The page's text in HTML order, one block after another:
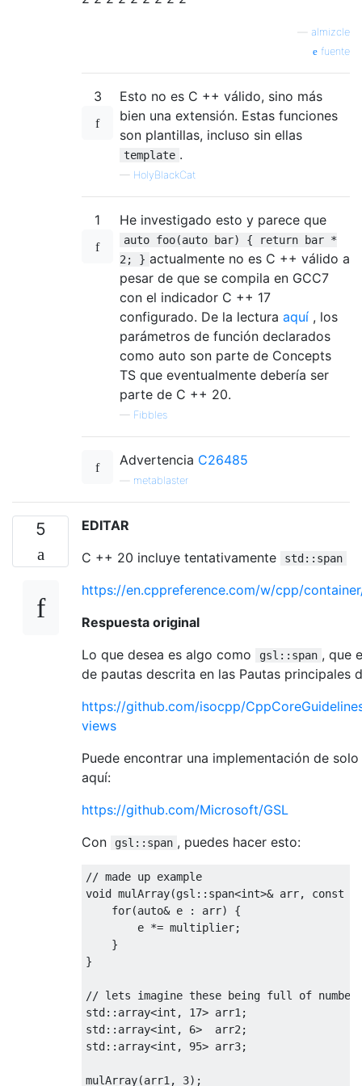
    dispArray
( arr3
almizcle
fuente
3
Esto no es C ++ válido, sino más
bien una extensión. Estas funciones
son plantillas, incluso sin ellas
template .
— HolyBlackCat
1 He investigado esto y parece que
auto foo(auto bar) { return bar *
2; } actualmente no es C ++ válido a
pesar de que se compila en GCC7
con el indicador C ++ 17
configurado. De la lectura aquí , los
parámetros de función declarados
como auto son parte de Concepts
TS que eventualmente debería ser
parte de C ++ 20.
— Fibbles
Advertencia C26485
metablaster
5
EDITAR
C ++ 20 incluye tentativamente
std::span
https://en.cppreference.com/w/cpp/
Respuesta original
Lo que desea es algo como
gsl::span , que
de pautas descrita en las Pautas principales
https://github.com/isocpp/
views
Puede encontrar una implementación de
aquí:
https://github.com/Microsoft/GSL
Con
gsl::span , puedes hacer esto:
// made up example
void mulArray(gsl :: span<int>& arr, const
for(auto& e : arr)
{
        e
*= multiplier;
}
}
// lets imagine these being full of
std:: array<int , 17> arr1 ;
std:: array<int , 6>
  arr2
;
std:: array<int , 95> arr3;
mulArray(arr1 , 3);